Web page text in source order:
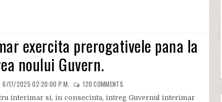
exercita prerogativele pana la
noului Guvern.
6/17/2025 02:20:00 P.M. 120 COMMENTS
interimar si, in consecinta, intreg Guvernul interimar